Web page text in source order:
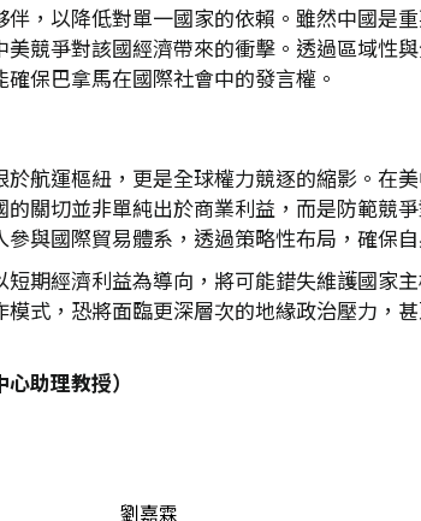
，以降低對單一國家的依賴。雖然中國是
競爭對該國經濟帶來的衝擊。透過區域性
保巴拿馬在國際社會中的發言權。
航運樞紐，更是全球權力競逐的縮影。在
關切並非單純出於商業利益，而是防範競
與國際貿易體系，透過策略性布局，確保
短期經濟利益為導向，將可能錯失維護國家
式，恐將面臨更深層次的地緣政治壓力，
助理教授）
劉嘉霖